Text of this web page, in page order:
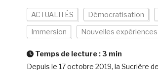
ACTUALITÉS Démocratisation
Immersion Nouvelles expériences
Temps de lecture : 3 min
Depuis le 17 octobre 2019, la Sucrière